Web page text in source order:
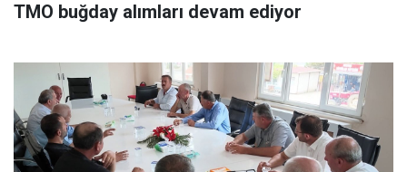
TMO buğday alımları devam ediyor